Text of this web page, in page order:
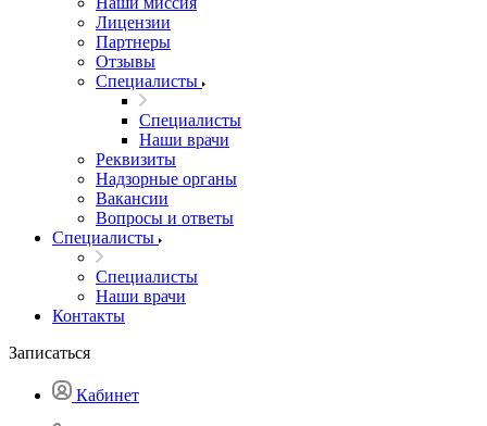
Лицензии
Партнеры
Отзывы
Специалисты
Специалисты
Наши врачи
Реквизиты
Надзорные органы
Вакансии
Вопросы и ответы
Специалисты
Специалисты
Наши врачи
Контакты
Записаться
Кабинет